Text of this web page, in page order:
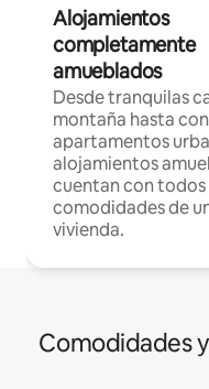
Alojamientos
completamente
amueblados
Desde tranquilas
montaña hasta
apartamentos
alojamientos
cuentan con todos
comodidades de
vivienda.
Comodidades